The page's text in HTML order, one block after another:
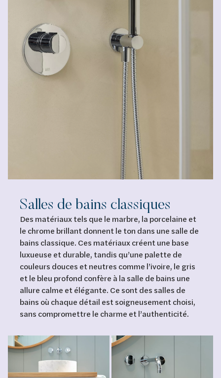
Salles de bains classiques
Des matériaux tels que le marbre, la porcelaine et
le chrome brillant donnent le ton dans une salle de
bains classique. Ces matériaux créent une base
luxueuse et durable, tandis qu’une palette de
couleurs douces et neutres comme l’ivoire, le gris
et le bleu profond confère à la salle de bains une
allure calme et élégante. Ce sont des salles de
bains où chaque détail est soigneusement choisi,
sans compromettre le charme et l’authenticité.